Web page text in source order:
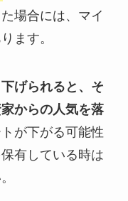
場合には、マイ
ます。
げられると、そ
からの人気を落
が下がる可能性
有している時は